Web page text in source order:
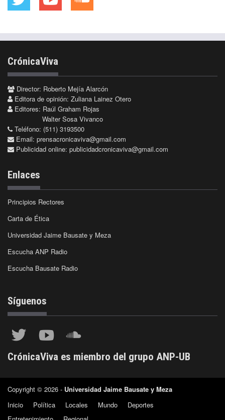
CrónicaViva
Director: Roberto Mejía Alarcón
Editora de opinión: Zuliana Lainez Otero
Editores: Raúl Graham Rojas
Walter Sosa Vivanco
Teléfono: (511) 3193500
Email: prensacronicaviva@gmail.com
Publicidad online: publicidadcronicaviva@gmail.com
Enlaces
Principios Rectores
Carta de Ética
Universidad Jaime Bausate y Meza
Escucha ANP Radio
Escucha Bausate Radio
Síguenos
CrónicaViva es miembro del grupo ANP-UB
Copyright © 2026 - Universidad Jaime Bausate y Meza
Inicio
Política Locales Mundo
Deportes